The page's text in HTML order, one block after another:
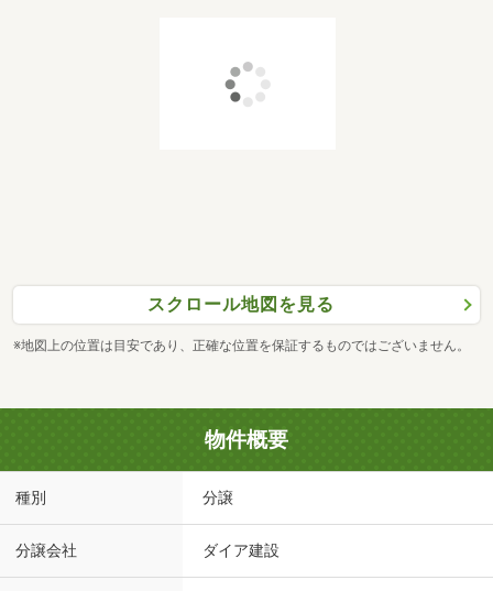
スクロール地図を見る
※地図上の位置は目安であり、正確な位置を保証するものではございません。
物件概要
種別 分譲
分譲会社 ダイア建設